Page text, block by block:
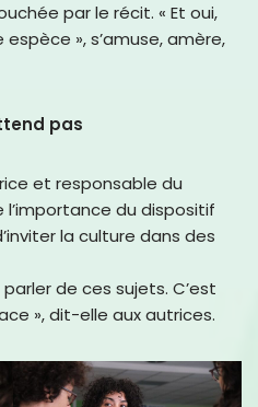
par le récit. « Et oui,
», s’amuse, amère,
pas
et responsable du
du dispositif
la culture dans des
de ces sujets. C’est
», dit-elle aux autrices.